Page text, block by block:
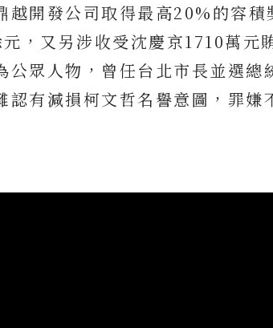
開發公司取得最高20%的容積
，又另涉收受沈慶京1710萬元
眾人物，曾任台北市長並選總
有減損柯文哲名譽意圖，罪嫌